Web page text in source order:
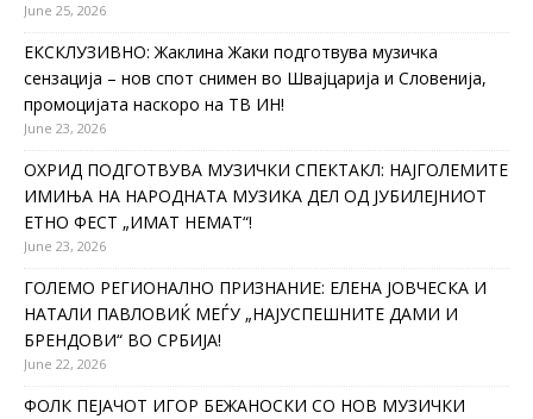
June 25, 2026
ЕКСКЛУЗИВНО: Жаклина Жаки подготвува музичка
сензација – нов спот снимен во Швајцарија и Словенија,
промоцијата наскоро на ТВ ИН!
June 23, 2026
ОХРИД ПОДГОТВУВА МУЗИЧКИ СПЕКТАКЛ: НАЈГОЛЕМИТЕ
ИМИЊА НА НАРОДНАТА МУЗИКА ДЕЛ ОД ЈУБИЛЕЈНИОТ
ЕТНО ФЕСТ „ИМАТ НЕМАТ“!
June 23, 2026
ГОЛЕМО РЕГИОНАЛНО ПРИЗНАНИЕ: ЕЛЕНА ЈОВЧЕСКА И
НАТАЛИ ПАВЛОВИЌ МЕЃУ „НАЈУСПЕШНИТЕ ДАМИ И
БРЕНДОВИ“ ВО СРБИЈА!
June 22, 2026
ФОЛК ПЕЈАЧОТ ИГОР БЕЖАНОСКИ СО НОВ МУЗИЧКИ